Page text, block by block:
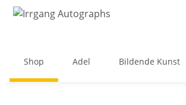
Shop Adel Bildende Kunst